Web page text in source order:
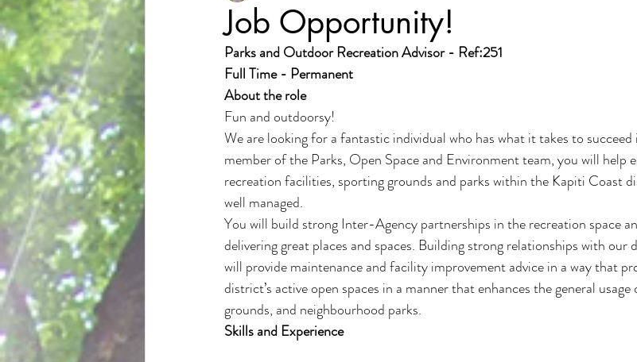
Job Opportunity!
Parks and Outdoor Recreation Advisor - Ref:251
Full Time - Permanent
About the role
Fun and outdoorsy!
We are looking for a fantastic individual who has what it takes to
member of the Parks, Open Space and Environment team, you will help
recreation facilities, sporting grounds and parks within the Kapiti Coast
well managed.
You will build strong Inter-Agency partnerships in the recreation space
delivering great places and spaces. Building strong relationships with our
will provide maintenance and facility improvement advice in a way that
district’s active open spaces in a manner that enhances the general
grounds, and neighbourhood parks.
Skills and Experience